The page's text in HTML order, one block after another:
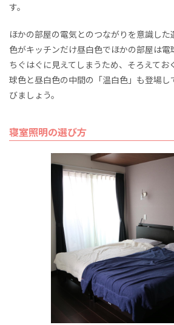
す。
ほかの部屋の電気とのつながりを意識し
色がキッチンだけ昼白色でほかの部屋は電
ちぐはぐに見えてしまうため、そろえてお
球色と昼白色の中間の「温白色」も登場し
びましょう。
寝室照明の選び方